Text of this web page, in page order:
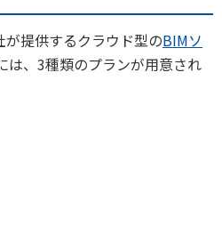
提供するクラウド型のBIMソ
は、3種類のプランが用意され